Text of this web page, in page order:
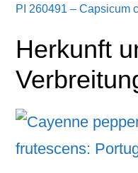
PI 260491 – Capsicum
Herkunft